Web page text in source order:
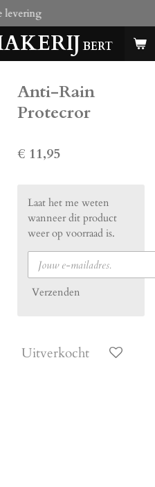
BERT
levering
Anti-Rain
Protecror
€ 11,95
Laat het me weten
wanneer dit product
weer op voorraad is.
Verzenden
Uitverkocht